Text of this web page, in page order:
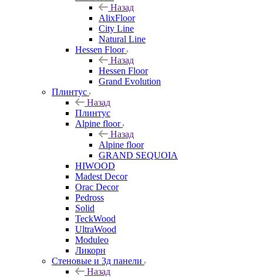
Назад
AlixFloor
City Line
Natural Line
Hessen Floor
Назад
Hessen Floor
Grand Evolution
Плинтус
Назад
Плинтус
Alpine floor
Назад
Alpine floor
GRAND SEQUOIA
HIWOOD
Madest Decor
Orac Decor
Pedross
Solid
TeckWood
UltraWood
Moduleo
Ликорн
Стеновые и 3д панели
Назад